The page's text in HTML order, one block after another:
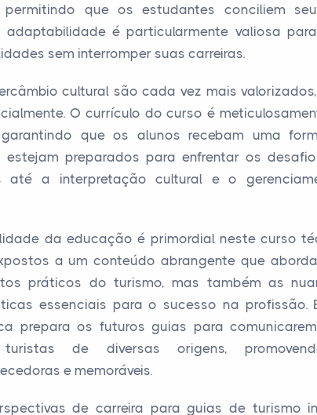
que os estudantes conciliem
adaptabilidade é particularmente valiosa
sem interromper suas carreiras.
cultural são cada vez mais
O currículo do curso é
que os alunos recebam uma
preparados para enfrentar os
até a interpretação cultural e o
da educação é primordial neste curso
a um conteúdo abrangente que
práticos do turismo, mas também as
essenciais para o sucesso na profissão.
prepara os futuros guias para
de diversas origens,
e memoráveis.
de carreira para guias de turismo